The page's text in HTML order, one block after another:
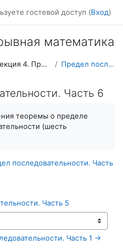
гостевой доступ (Вход)
математика
Лекция 4. Предел последовательности Предел последовательности. Часть 6
Часть 6
теоремы о пределе
(шесть
последовательности. Часть
Часть 5
Часть 1 →